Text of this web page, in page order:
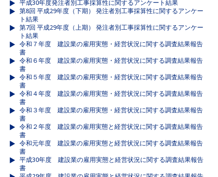
平成30年度発注者別工事採算性に関するアンケート結果
第8回 平成29年度（下期） 発注者別工事採算性に関するアンケー
ト結果
第7回 平成29年度（上期） 発注者別工事採算性に関するアンケー
ト結果
令和７年度 建設業の雇用実態・経営状況に関する調査結果報告
書
令和６年度 建設業の雇用実態・経営状況に関する調査結果報告
書
令和５年度 建設業の雇用実態・経営状況に関する調査結果報告
書
令和４年度 建設業の雇用実態・経営状況に関する調査結果報告
書
令和３年度 建設業の雇用実態・経営状況に関する調査結果報告
書
令和２年度 建設業の雇用実態と経営状況に関する調査結果報告
書
令和元年度 建設業の雇用実態と経営状況に関する調査結果報告
書
平成30年度 建設業の雇用実態と経営状況に関する調査結果報告
書